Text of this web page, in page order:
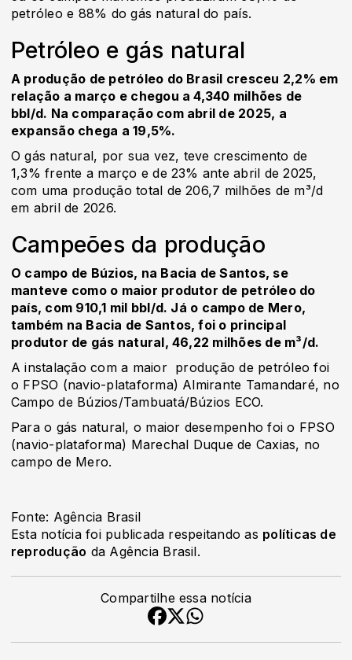
petróleo e 88% do gás natural do país.
Petróleo e gás natural
A produção de petróleo do Brasil cresceu 2,2% em
relação a março e chegou a 4,340 milhões de
bbl/d. Na comparação com abril de 2025, a
expansão chega a 19,5%.
O gás natural, por sua vez, teve crescimento de
1,3% frente a março e de 23% ante abril de 2025,
com uma produção total de 206,7 milhões de m³/d
em abril de 2026.
Campeões da produção
O campo de Búzios, na Bacia de Santos, se
manteve como o maior produtor de petróleo do
país, com 910,1 mil bbl/d. Já o campo de Mero,
também na Bacia de Santos, foi o principal
produtor de gás natural, 46,22 milhões de m³/d.
A instalação com a maior produção de petróleo foi
o FPSO (navio-plataforma) Almirante Tamandaré, no
Campo de Búzios/Tambuatá/Búzios ECO.
Para o gás natural, o maior desempenho foi o FPSO
(navio-plataforma) Marechal Duque de Caxias, no
campo de Mero.
Fonte: Agência Brasil
Esta notícia foi publicada respeitando as políticas de
reprodução da Agência Brasil.
Compartilhe essa notícia